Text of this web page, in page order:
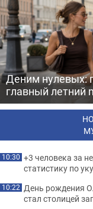
Деним
главный летний
10:30 +3 человека за
статистику по
10:22 День рождения
стал столицей